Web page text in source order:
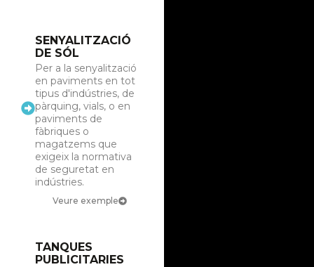
SENYALITZACIÓ
DE SÓL
Per a la senyalització
en paviments en tot
tipus d'indústries, de
pàrquing, vials, o en
paviments de
fàbriques o
magatzems que
exigeix la normativa
de seguretat en
indústries.
Veure exemple
TANQUES
PUBLICITARIES